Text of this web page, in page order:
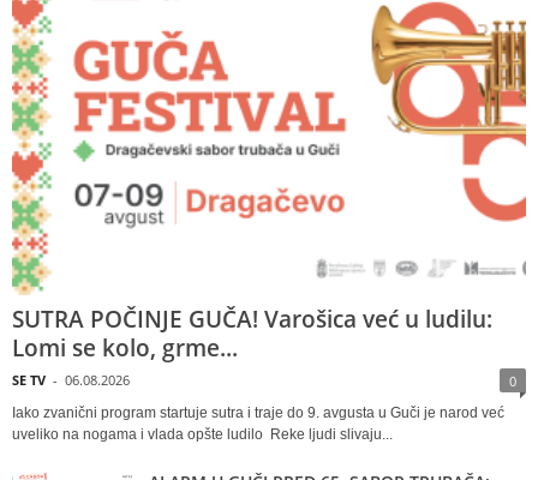
SUTRA POČINJE GUČA! Varošica već u ludilu:
Lomi se kolo, grme...
SE TV - 06.08.2026 0
Iako zvanični program startuje sutra i traje do 9. avgusta u Guči je narod već
uveliko na nogama i vlada opšte ludilo Reke ljudi slivaju...